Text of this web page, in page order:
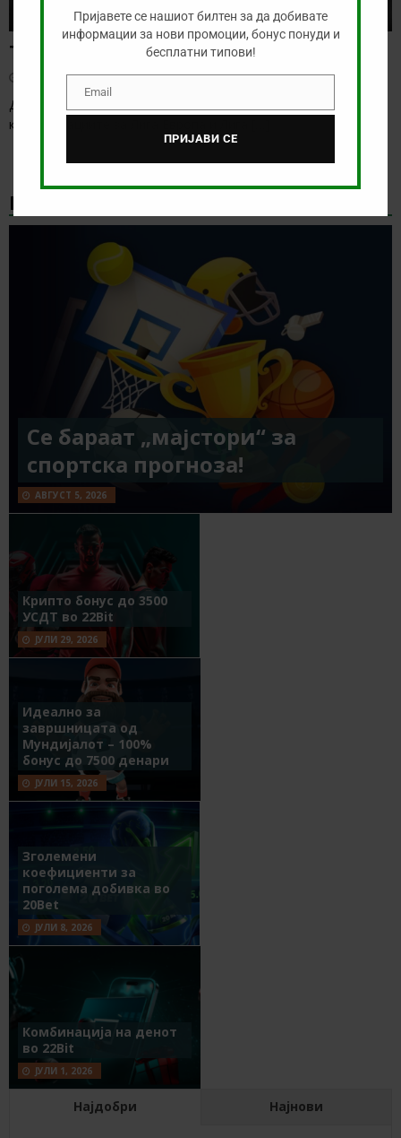
Тикет на денот (четврток, 06.08.2026)
август 6, 2026
Денес се играат првите натпревари од третото коло на
квалификациите за Лига Европа и Лига
НАЈНОВИ БОНУС ВЕСТИ
Се бараат „мајстори“ за
спортска прогноза!
АВГУСТ 5, 2026
Крипто бонус до 3500
УСДТ во 22Bit
ЈУЛИ 29, 2026
Идеално за
завршницата од
Мундијалот – 100%
бонус до 7500 денари
ЈУЛИ 15, 2026
Зголемени
коефициенти за
поголема добивка во
20Bet
ЈУЛИ 8, 2026
Комбинација на денот
во 22Bit
ЈУЛИ 1, 2026
Најдобри Најнови
Пријавете се нашиот билтен за да добивате
информации за нови промоции, бонус понуди и
бесплатни типови!
EmailEmail
ПРИЈАВИ СЕ